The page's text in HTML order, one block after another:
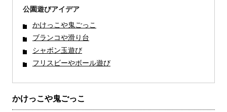
公園遊びアイデア
かけっこや鬼ごっこ
ブランコや滑り台
シャボン玉遊び
フリスビーやボール遊び
かけっこや鬼ごっこ